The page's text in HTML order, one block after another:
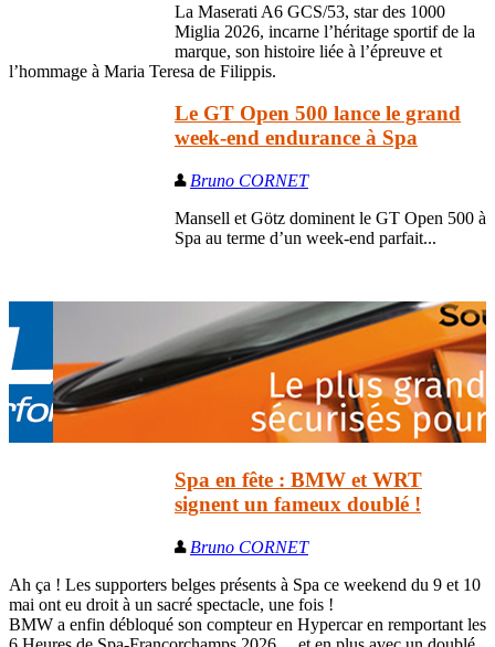
La Maserati A6 GCS/53, star des 1000
Miglia 2026, incarne l’héritage sportif de la
marque, son histoire liée à l’épreuve et
l’hommage à Maria Teresa de Filippis.
Le GT Open 500 lance le grand
week-end endurance à Spa
Bruno CORNET
Mansell et Götz dominent le GT Open 500 à
Spa au terme d’un week-end parfait...
Spa en fête : BMW et WRT
signent un fameux doublé !
Bruno CORNET
Ah ça ! Les supporters belges présents à Spa ce weekend du 9 et 10
mai ont eu droit à un sacré spectacle, une fois !
BMW a enfin débloqué son compteur en Hypercar en remportant les